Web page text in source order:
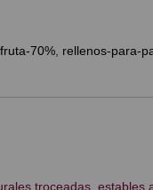
fruta-70% rellenos-para-
troceadas, estables